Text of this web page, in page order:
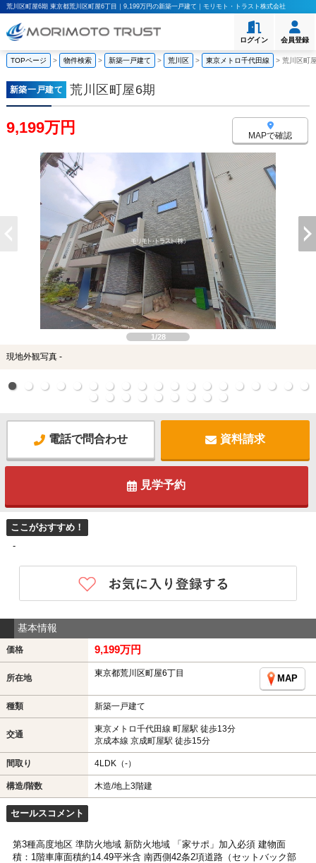
荒川区町屋6期 東京都荒川区町屋6丁目｜9,199万円の新築一戸建て｜モリモト・トラスト株式会社
ログイン 会員登録
TOPページ > 物件検索 > 新築一戸建て > 荒川区 > 東京メトロ千代田線 > 荒川区町
新築一戸建て 荒川区町屋6期
9,199万円 MAPで確認
1/28
現地外観写真 -
電話で問合わせ 資料請求
見学予約
ここがおすすめ！
-
基本情報
価格 9,199万円
所在地 東京都荒川区町屋6丁目
MAP
種類 新築一戸建て
交通
東京メトロ千代田線 町屋駅 徒歩13分
京成本線 京成町屋駅 徒歩15分
間取り 4LDK（-）
構造/階数 木造/地上3階建
セールスコメント
第3種高度地区 準防火地域 新防火地域 「家サポ」加入必須 建物面
積：1階車庫面積約14.49平米含 南西側42条2項道路（セットバック部